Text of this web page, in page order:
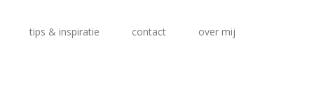
tips & inspiratie contact over mij